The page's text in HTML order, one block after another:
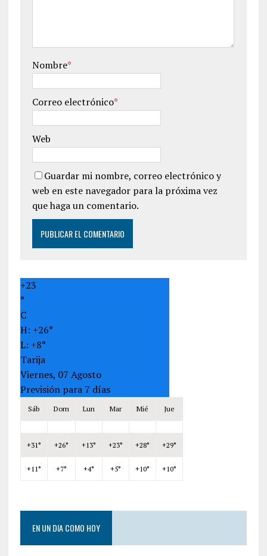
Nombre*
Correo electrónico*
Web
Guardar mi nombre, correo electrónico y
web en este navegador para la próxima vez
que haga un comentario.
+23
°
C
H: +26°
L: +8°
Tarija
Viernes, 07 Agosto
Previsión para 7 días
Sáb Dom Lun Mar Mié Jue
+31° +26° +13° +23° +28° +29°
+11° +7° +4° +5° +10° +10°
EN UN DIA COMO HOY